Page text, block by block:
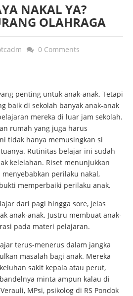
NAKAL YA?
OLAHRAGA
0 Comments
penting untuk anak-anak. Tetapi
baik di sekolah banyak anak-anak
mereka di luar jam sekolah.
rumah yang juga harus
tidak hanya memusingkan si
Rutinitas belajar ini sudah
kelelahan. Riset menunjukkan
perilaku nakal,
memperbaiki perilaku anak.
dari pagi hingga sore, jelas
anak-anak. Justru membuat anak-
pada materi pelajaran.
terus-menerus dalam jangka
masalah bagi anak. Mereka
sakit kepala atau perut,
minta ampun kalau di
MPsi, psikolog di RS Pondok